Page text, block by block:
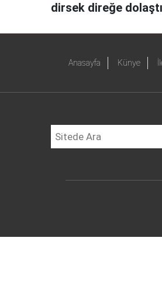
dirsek direğe
Anasayfa Künye